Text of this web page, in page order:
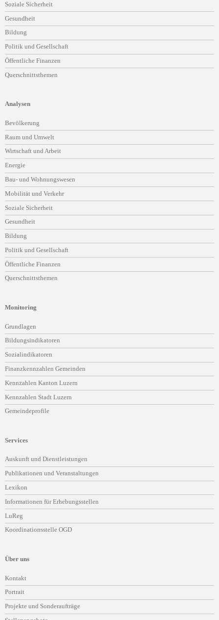
Soziale Sicherheit
Gesundheit
Bildung
Politik und Gesellschaft
Öffentliche Finanzen
Querschnittsthemen
Analysen
Navigation
überspringen
Bevölkerung
Raum und Umwelt
Wirtschaft und Arbeit
Energie
Bau- und Wohnungswesen
Mobilität und Verkehr
Soziale Sicherheit
Gesundheit
Bildung
Politik und Gesellschaft
Öffentliche Finanzen
Querschnittsthemen
Monitoring
Navigation
überspringen
Grundlagen
Bildungsindikatoren
Sozialindikatoren
Finanzkennzahlen Gemeinden
Kennzahlen Kanton Luzern
Kennzahlen Stadt Luzern
Gemeindeprofile
Services
Navigation
überspringen
Auskunft und Dienstleistungen
Publikationen und Veranstaltungen
Lexikon
Informationen für Erhebungsstellen
LuReg
Koordinationsstelle OGD
Über uns
Navigation
überspringen
Kontakt
Portrait
Projekte und Sonderaufträge